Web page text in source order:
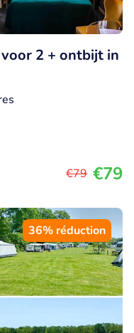
2 + ontbijt in
€79 €79
36% réduction